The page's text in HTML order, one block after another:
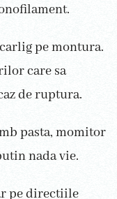
pe montura.
care sa
de ruptura.
pasta, momitor
nada vie.
pe directiile